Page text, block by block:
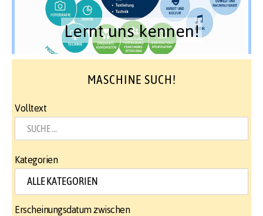
Lernt uns kennen!
MASCHINE SUCH!
Volltext
Kategorien
Erscheinungsdatum zwischen